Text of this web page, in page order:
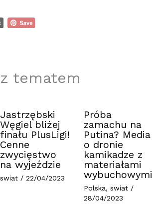
tematem
Jastrzębski
Węgiel bliżej
finału PlusLigi!
Cenne
zwycięstwo
na wyjeździe
swiat /22/04/2023
Próba
zamachu na
Putina? Media
o dronie
kamikadze z
materiałami
wybuchowymi
Polska, swiat/
28/04/2023